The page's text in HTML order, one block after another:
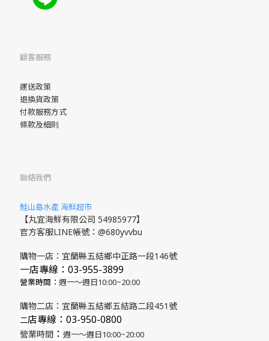
顧客服務
運送政策
退換貨政策
付款服務方式
條款及細則
聯絡我們
鮭山島水產 海鮮超市
【丸宜海鮮有限公司 54985977】
官方客服LINE帳號：@680yvvbu
購物一店：宜蘭縣五結鄉中正路一段146號
一店專線：03-955-3899
營業時間： 週一～週日10:00~20:00
購物二店：宜蘭縣五結鄉五結路二段451號
​二店專線 ：03-950-0800
營業時間 ： 週一～週日10:00~20:00